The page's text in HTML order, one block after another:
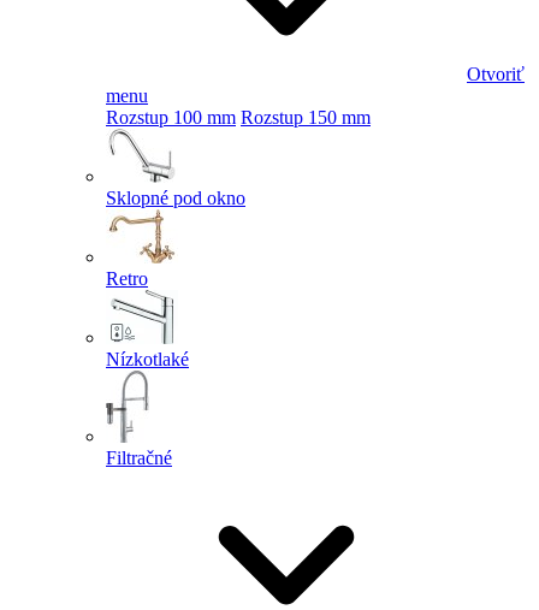
Otvoriť
menu
Rozstup 100 mm Rozstup 150 mm
Sklopné pod okno
Retro
Nízkotlaké
Filtračné